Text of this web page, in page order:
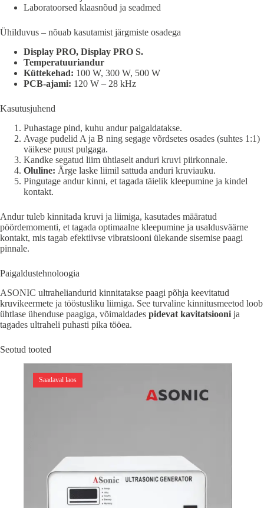
Laboratoorsed klaasnõud ja seadmed
Ühilduvus – nõuab kasutamist järgmiste osadega
Display PRO, Display PRO S.
Temperatuuriandur
Küttekehad: 100 W, 300 W, 500 W
PCB-ajami: 120 W – 28 kHz
Kasutusjuhend
Puhastage pind, kuhu andur paigaldatakse.
Avage pudelid A ja B ning segage võrdsetes osades (suhtes 1:1)
väikese puust pulgaga.
Kandke segatud liim ühtlaselt anduri kruvi piirkonnale.
Oluline: Ärge laske liimil sattuda anduri kruviauku.
Pingutage andur kinni, et tagada täielik kleepumine ja kindel
kontakt.
Andur tuleb kinnitada kruvi ja liimiga, kasutades määratud
pöördemomenti, et tagada optimaalne kleepumine ja usaldusväärne
kontakt, mis tagab efektiivse vibratsiooni ülekande sisemise paagi
pinnale.
Paigaldustehnoloogia
ASONIC ultraheliandurid kinnitatakse paagi põhja keevitatud
kruvikeermete ja tööstusliku liimiga. See turvaline kinnitusmeetod loob
ühtlase ühenduse paagiga, võimaldades pidevat kavitatsiooni ja
tagades ultraheli puhasti pika tööea.
Seotud tooted
Saadaval laos